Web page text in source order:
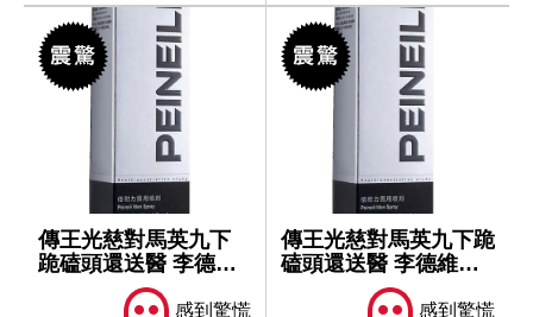
傳王光慈對馬英九下
跪磕頭還送醫 李德維
坦言聽聞陳述...
感到驚慌
傳王光慈對馬英九下跪
磕頭還送醫 李德維坦
言聽聞陳述...
感到驚慌